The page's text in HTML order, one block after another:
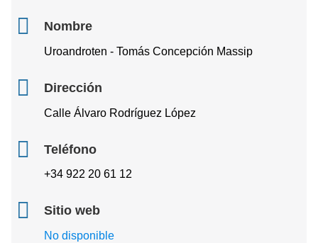
Nombre
Uroandroten - Tomás Concepción Massip
Dirección
Calle Álvaro Rodríguez López
Teléfono
+34 922 20 61 12
Sitio web
No disponible